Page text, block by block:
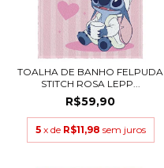
TOALHA DE BANHO FELPUDA
STITCH ROSA LEPP...
R$59,90
5 x de R$11,98 sem juros